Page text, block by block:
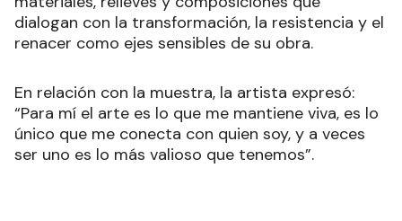
dialogan con la transformación, la resistencia y el
renacer como ejes sensibles de su obra.
En relación con la muestra, la artista expresó:
“Para mí el arte es lo que me mantiene viva, es lo
único que me conecta con quien soy, y a veces
ser uno es lo más valioso que tenemos”.